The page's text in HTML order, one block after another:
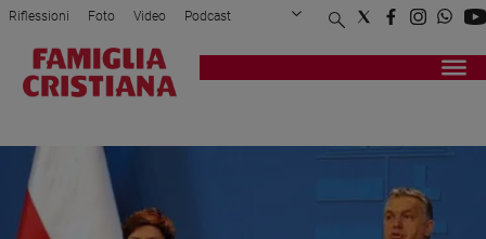
Attualità
Politica
Mondo
Economia
Riflessioni Foto Video Podcast
Privacy Policy Chi siamo
Registrati Redazione